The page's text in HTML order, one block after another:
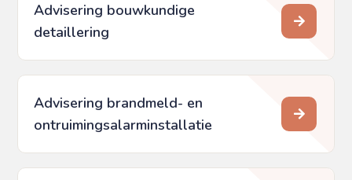
Advisering bouwkundige
detaillering
Advisering brandmeld- en
ontruimings­alarminstallatie